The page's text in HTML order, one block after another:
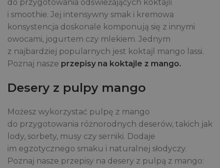
do przygotowania odświeżających koktajli
i smoothie. Jej intensywny smak i kremowa
konsystencja doskonale komponują się z innymi
owocami, jogurtem czy mlekiem. Jednym
z najbardziej popularnych jest koktajl mango lassi.
Poznaj nasze przepisy na koktajle z mango.
Desery z pulpy mango
Możesz wykorzystać pulpę z mango
do przygotowania różnorodnych deserów, takich jak
lody, sorbety, musy czy serniki. Dodaje
im egzotycznego smaku i naturalnej słodyczy.
Poznaj nasze przepisy na desery z pulpą z mango: